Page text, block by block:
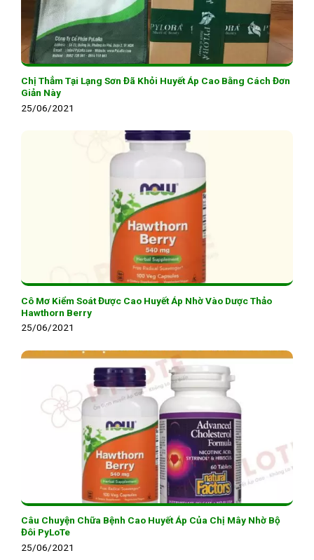
Chị Thẳm Tại Lạng Sơn Đã Khỏi Huyết Áp Cao Bằng Cách Đơn
Giản Này
25/06/2021
Cô Mơ Kiểm Soát Được Cao Huyết Áp Nhờ Vào Dược Thảo
Hawthorn Berry
25/06/2021
Câu Chuyện Chữa Bệnh Cao Huyết Áp Của Chị Mây Nhờ Bộ
Đôi PyLoTe
25/06/2021